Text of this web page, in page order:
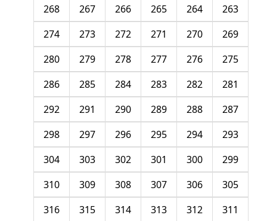
263
264
265
266
267
268
269
270
271
272
273
274
275
276
277
278
279
280
281
282
283
284
285
286
287
288
289
290
291
292
293
294
295
296
297
298
299
300
301
302
303
304
305
306
307
308
309
310
311
312
313
314
315
316